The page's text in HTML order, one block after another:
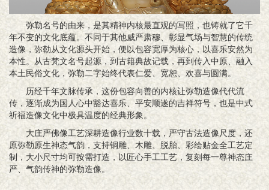
弥勒名号的由来，是其精神内核最直观的写照，也铸就了它千
年不变的文化底蕴。不同于其他威严肃穆、彰显气场与智慧的传统
造像，弥勒从文化源头开始，便以包容宽厚为核心，以喜乐安然为
本性。从古梵文名号起源，到古籍典故记载，再到传入中原、融入
本土民俗文化，弥勒二字始终代表仁爱、宽恕、欢喜与圆满。
历经千年文脉传承，这份包容向善的内核让弥勒造像代代流
传，逐渐成为国人心中豁达喜乐、平安顺遂的吉祥符号，也是中式
祈福造像文化中极具温度的经典形象。
大庄严佛像工艺深耕造像行业数十载，严守古法造像尺度，还
原弥勒原生神态气韵，支持铜雕、木雕、脱胎、彩绘贴金全工艺定
制，大小尺寸均可按需打造，以匠心手工工艺，复刻每一尊神态庄
严、气韵传神的弥勒造像。